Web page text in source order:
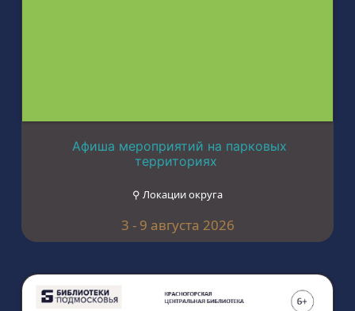
Афиша мероприятий на парковых
территориях
⚲ Локации округа
3 - 9 августа 2026